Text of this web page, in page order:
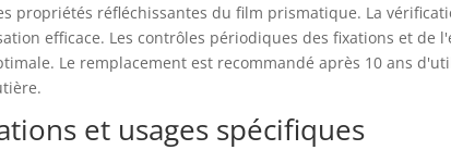
propriétés réfléchissantes du film prismatique. La
efficace. Les contrôles périodiques des fixations et de
Le remplacement est recommandé après 10 ans
et usages spécifiques